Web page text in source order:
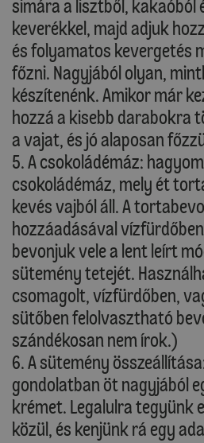
simára a lisztből, kakaóból
keverékkel, majd adjuk
és folyamatos kevergetés
főzni. Nagyjából olyan,
készítenénk. Amikor már
hozzá a kisebb darabokra
a vajat, és jó alaposan
5. A csokoládémáz:
csokoládémáz, mely ét
kevés vajból áll. A
hozzáadásával
bevonjuk vele a lent leírt
sütemény tetejét.
csomagolt, vízfürdőben,
sütőben felolvasztható
szándékosan nem írok.)
6. A sütemény
gondolatban öt nagyjából
krémet. Legalulra tegyünk
közül, és kenjünk rá egy